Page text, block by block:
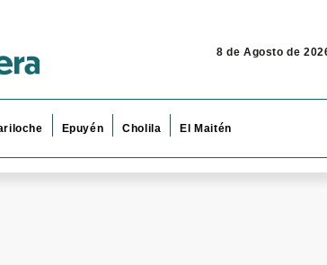
8 de Agosto de
Epuyén Cholila El Maitén